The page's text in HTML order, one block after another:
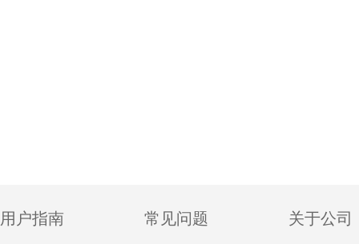
用户指南 常见问题 关于公司